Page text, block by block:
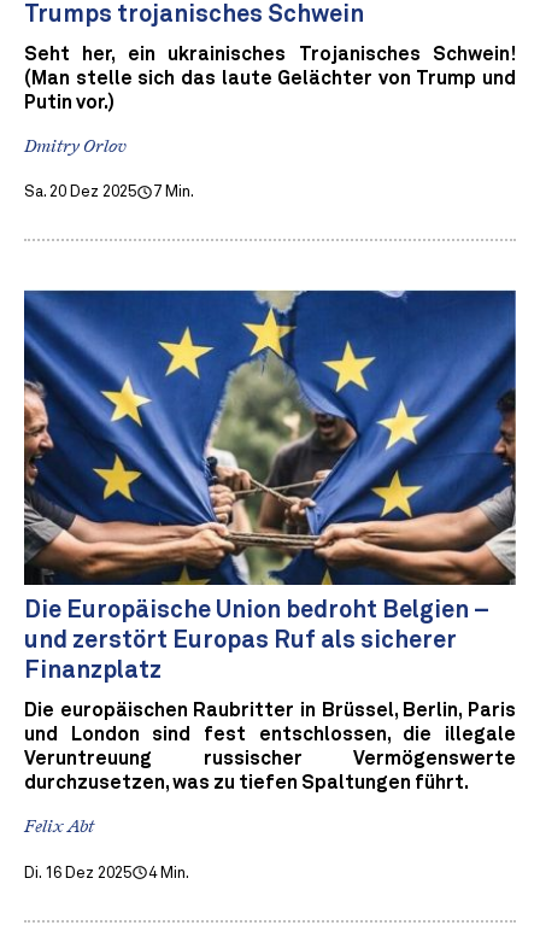
Trumps trojanisches Schwein
Seht her, ein ukrainisches Trojanisches Schwein!
(Man stelle sich das laute Gelächter von Trump und
Putin vor.)
Dmitry Orlov
Sa. 20 Dez 2025 7 Min.
Die Europäische Union bedroht Belgien –
und zerstört Europas Ruf als sicherer
Finanzplatz
Die europäischen Raubritter in Brüssel, Berlin, Paris
und London sind fest entschlossen, die illegale
Veruntreuung russischer Vermögenswerte
durchzusetzen, was zu tiefen Spaltungen führt.
Felix Abt
Di. 16 Dez 2025 4 Min.